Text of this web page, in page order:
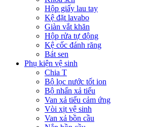
Hộp giấy lau tay
Kệ đặt lavabo
Giàn vắt khăn
Hộp rửa tự động
Kệ cốc đánh răng
Bát sen
Phụ kiện vệ sinh
Chia T
Bộ lọc nước tốt ion
Bộ nhấn xả tiểu
Van xả tiểu cảm ứng
Vòi xịt vệ sinh
Van xả bồn cầu